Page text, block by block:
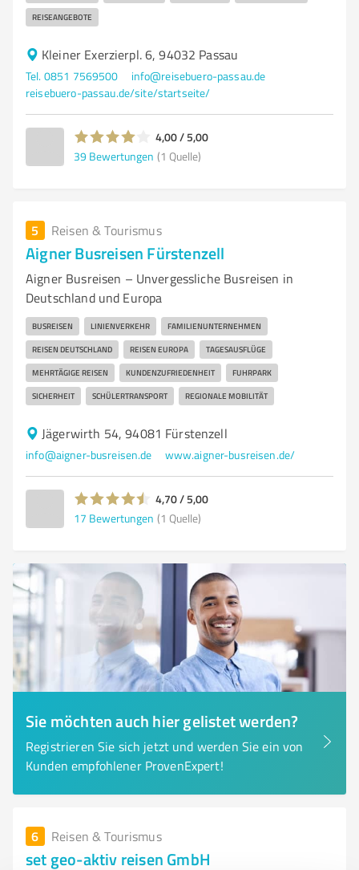
REISEANGEBOTE
Kleiner Exerzierpl. 6, 94032 Passau
Tel. 0851 7569500
info@reisebuero-passau.de
reisebuero-passau.de/site/startseite/
4,00 / 5,00
39 Bewertungen (1 Quelle)
5 Reisen & Tourismus
Aigner Busreisen Fürstenzell
Aigner Busreisen – Unvergessliche Busreisen in
Deutschland und Europa
BUSREISEN LINIENVERKEHR FAMILIENUNTERNEHMEN
REISEN DEUTSCHLAND REISEN EUROPA TAGESAUSFLÜGE
MEHRTÄGIGE REISEN KUNDENZUFRIEDENHEIT FUHRPARK
SICHERHEIT SCHÜLERTRANSPORT REGIONALE MOBILITÄT
Jägerwirth 54, 94081 Fürstenzell
info@aigner-busreisen.de www.aigner-busreisen.de/
4,70 / 5,00
17 Bewertungen (1 Quelle)
Sie möchten auch hier gelistet werden?
Registrieren Sie sich jetzt und werden Sie ein von
Kunden empfohlener ProvenExpert!
6 Reisen & Tourismus
set geo-aktiv reisen GmbH